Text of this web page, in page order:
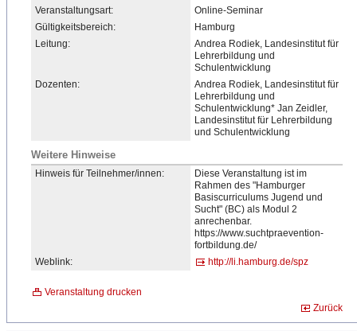
Veranstaltungsart:
Online-Seminar
Gültigkeitsbereich:
Hamburg
Leitung:
Andrea Rodiek, Landesinstitut für
Lehrerbildung und
Schulentwicklung
Dozenten:
Andrea Rodiek, Landesinstitut für
Lehrerbildung und
Schulentwicklung* Jan Zeidler,
Landesinstitut für Lehrerbildung
und Schulentwicklung
Weitere Hinweise
Hinweis für Teilnehmer/innen:
Diese Veranstaltung ist im
Rahmen des "Hamburger
Basiscurriculums Jugend und
Sucht" (BC) als Modul 2
anrechenbar.
https://www.s​uchtpraevention-
fortbildun​g.de/
Weblink:
http://li.hamburg.de/spz
Veranstaltung drucken
Zurück